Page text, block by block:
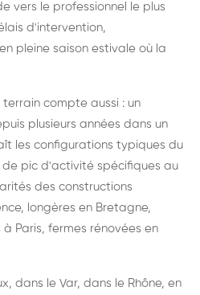
vers le professionnel le plus
d'intervention,
pleine saison estivale où la
compte aussi : un
plusieurs années dans un
les configurations typiques du
pic d'activité spécifiques au
des constructions
longères en Bretagne,
Paris, fermes rénovées en
dans le Var, dans le Rhône, en